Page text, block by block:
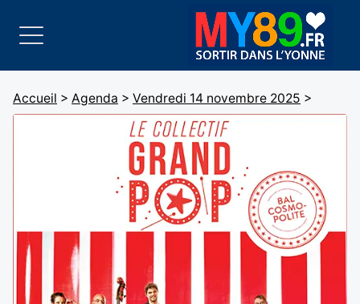
Accueil > Agenda > Vendredi 14 novembre 2025 >